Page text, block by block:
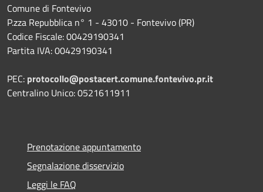
Comune di Fontevivo
P.zza Repubblica n° 1 - 43010 - Fontevivo (PR)
Codice Fiscale: 00429190341
Partita IVA: 00429190341
PEC: protocollo@postacert.comune.fontevivo.pr.it
Centralino Unico: 0521611911
Prenotazione appuntamento
Segnalazione disservizio
Leggi le FAQ